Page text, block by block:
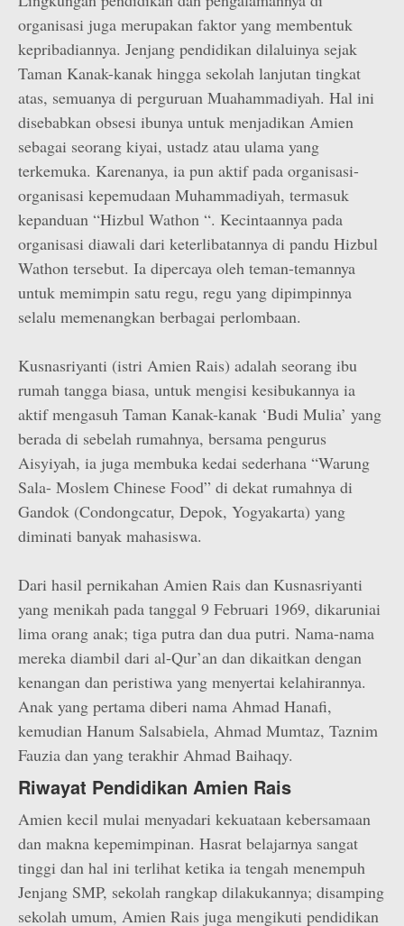
organisasi juga merupakan faktor yang membentuk
kepribadiannya. Jenjang pendidikan dilaluinya sejak
Taman Kanak-kanak hingga sekolah lanjutan tingkat
atas, semuanya di perguruan Muahammadiyah. Hal ini
disebabkan obsesi ibunya untuk menjadikan Amien
sebagai seorang kiyai, ustadz atau ulama yang
terkemuka. Karenanya, ia pun aktif pada organisasi-
organisasi kepemudaan Muhammadiyah, termasuk
kepanduan “Hizbul Wathon “. Kecintaannya pada
organisasi diawali dari keterlibatannya di pandu Hizbul
Wathon tersebut. Ia dipercaya oleh teman-temannya
untuk memimpin satu regu, regu yang dipimpinnya
selalu memenangkan berbagai perlombaan.
Kusnasriyanti (istri Amien Rais) adalah seorang ibu
rumah tangga biasa, untuk mengisi kesibukannya ia
aktif mengasuh Taman Kanak-kanak ‘Budi Mulia’ yang
berada di sebelah rumahnya, bersama pengurus
Aisyiyah, ia juga membuka kedai sederhana “Warung
Sala- Moslem Chinese Food” di dekat rumahnya di
Gandok (Condongcatur, Depok, Yogyakarta) yang
diminati banyak mahasiswa.
Dari hasil pernikahan Amien Rais dan Kusnasriyanti
yang menikah pada tanggal 9 Februari 1969, dikaruniai
lima orang anak; tiga putra dan dua putri. Nama-nama
mereka diambil dari al-Qur’an dan dikaitkan dengan
kenangan dan peristiwa yang menyertai kelahirannya.
Anak yang pertama diberi nama Ahmad Hanafi,
kemudian Hanum Salsabiela, Ahmad Mumtaz, Taznim
Fauzia dan yang terakhir Ahmad Baihaqy.
Riwayat Pendidikan Amien Rais
Amien kecil mulai menyadari kekuataan kebersamaan
dan makna kepemimpinan. Hasrat belajarnya sangat
tinggi dan hal ini terlihat ketika ia tengah menempuh
Jenjang SMP, sekolah rangkap dilakukannya; disamping
sekolah umum, Amien Rais juga mengikuti pendidikan